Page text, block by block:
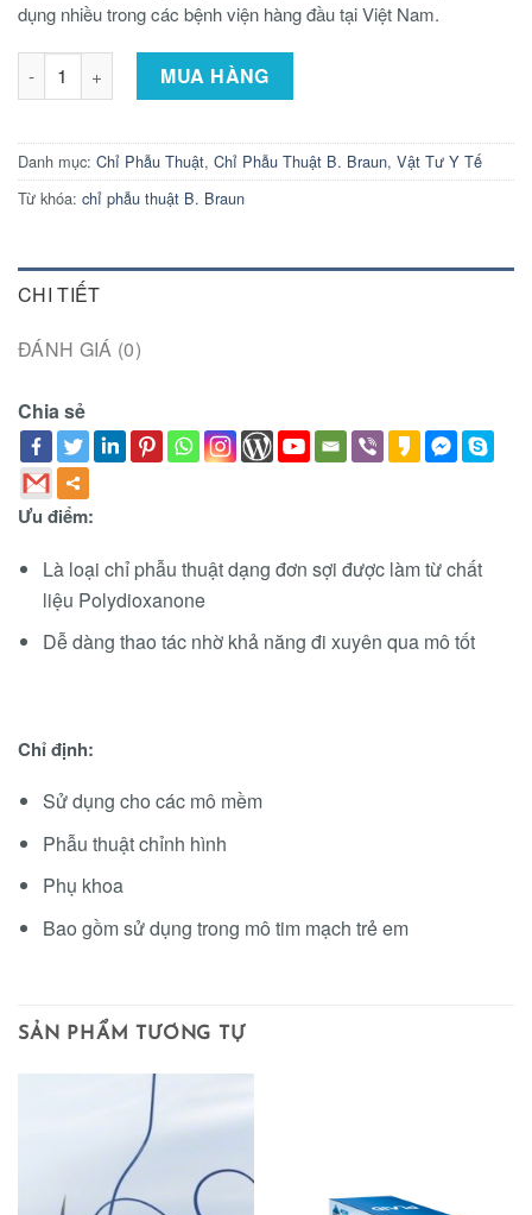
dụng nhiều trong các bệnh viện hàng đầu tại Việt Nam.
Chỉ Phẫu Thuật B. Braun MONOSYN VIOLET 2/0 (3) 70CM
MUA HÀNG
Danh mục: Chỉ Phẫu Thuật, Chỉ Phẫu Thuật B. Braun, Vật Tư Y Tế
Từ khóa: chỉ phẫu thuật B. Braun
CHI TIẾT
ĐÁNH GIÁ (0)
Chia sẻ
Ưu điểm:
Là loại chỉ phẫu thuật dạng đơn sợi được làm từ chất
liệu Polydioxanone
Dễ dàng thao tác nhờ khả năng đi xuyên qua mô tốt
Chỉ định:
Sử dụng cho các mô mềm
Phẫu thuật chỉnh hình
Phụ khoa
Bao gồm sử dụng trong mô tim mạch trẻ em
SẢN PHẨM TƯƠNG TỰ